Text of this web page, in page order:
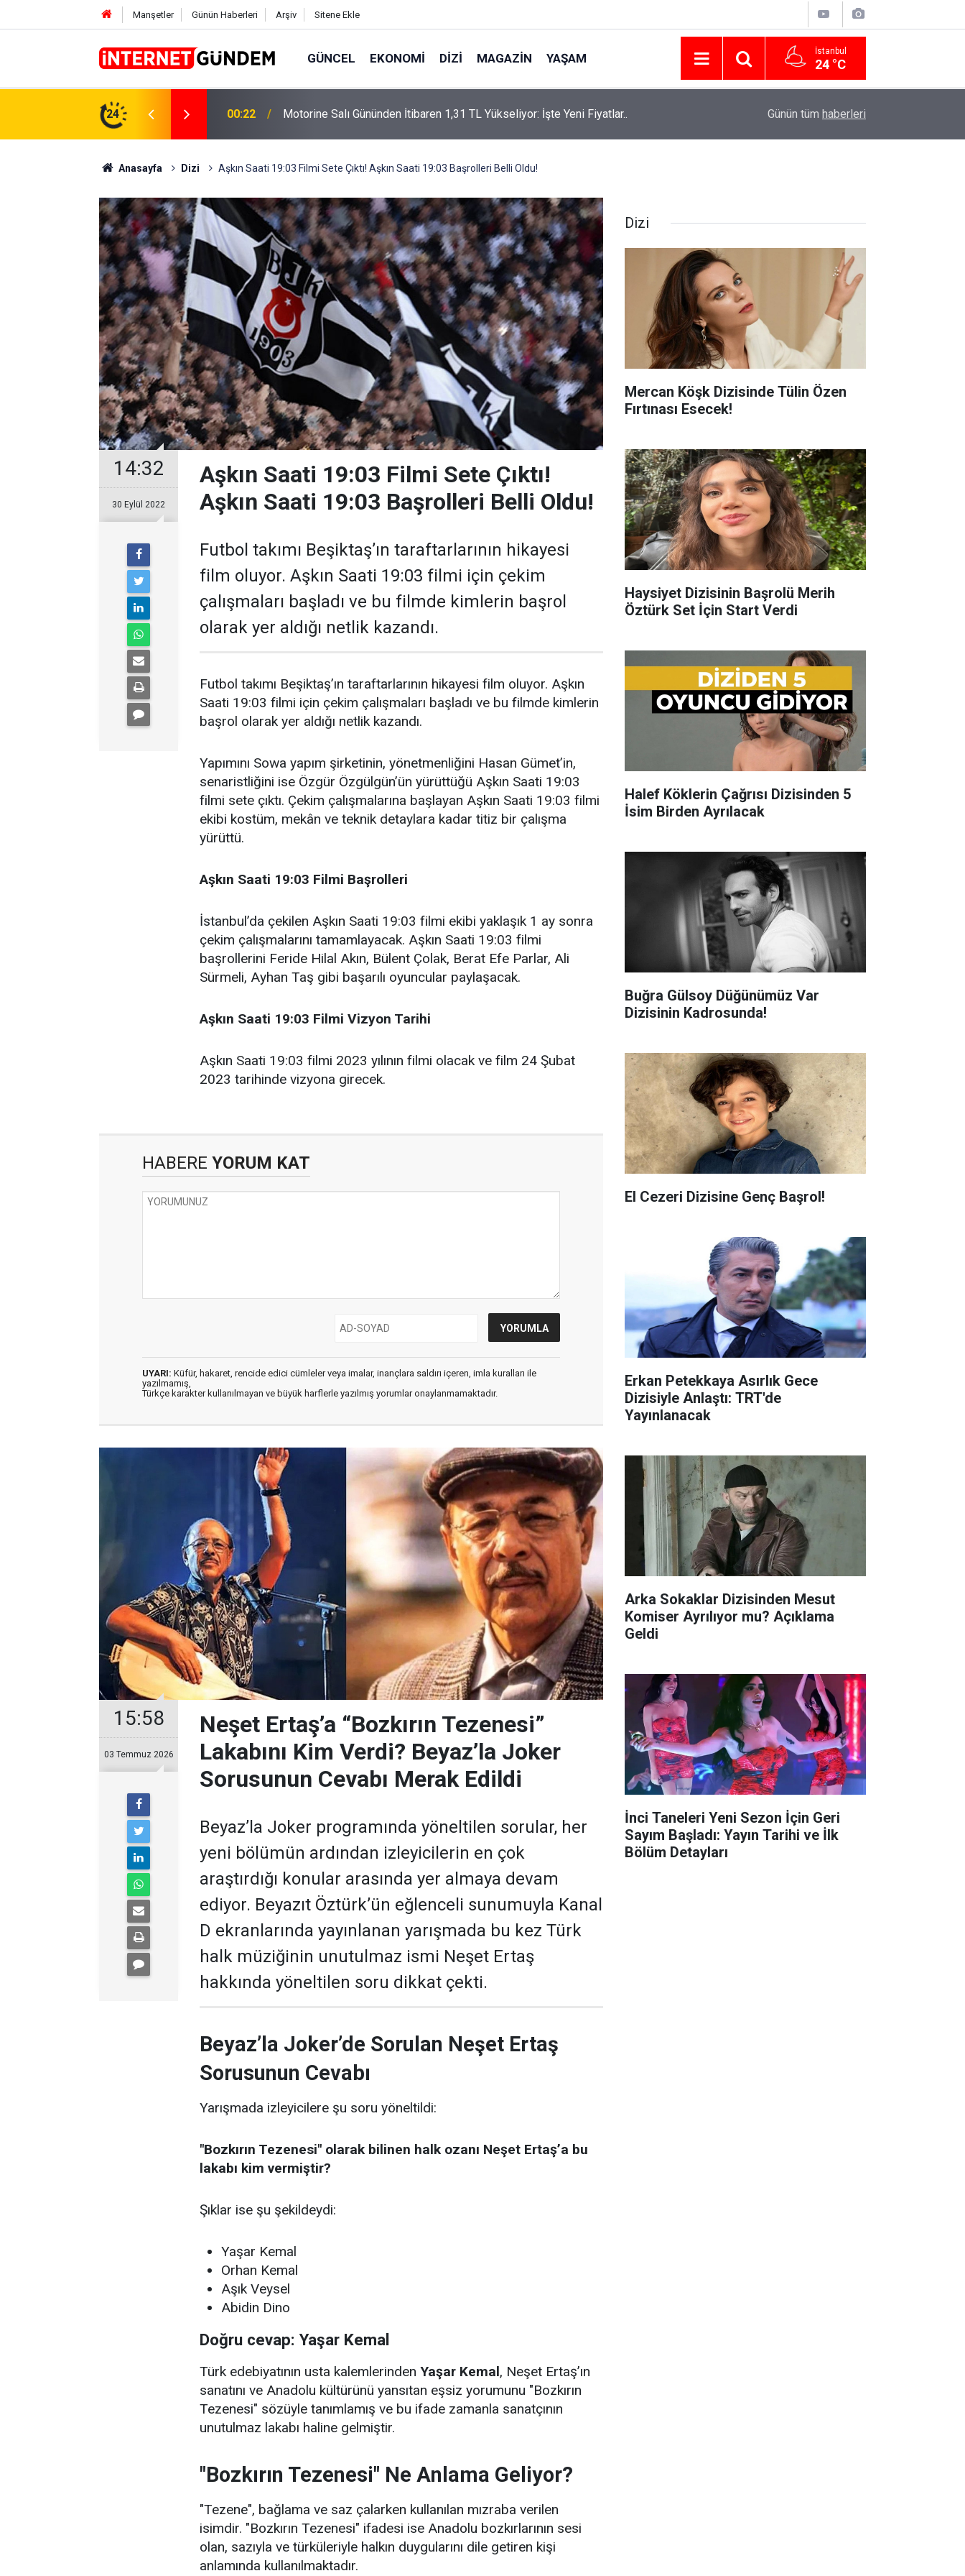
Manşetler Günün Haberleri Arşiv Sitene Ekle
GÜNCEL EKONOMI DIZI MAGAZIN YAŞAM İstanbul
24 °C
24
TL Yükseliyor: İşte Yeni Fiyatlar.. 15:58
Neşet Ertaş’a “Bozkırın Tezenesi” Lakabını Kim Verdi? Beyaz’la Joker
Sorusunun Cevabı Merak Edildi
Günün tüm haberleri
Anasayfa Dizi Aşkın Saati 19:03 Filmi Sete Çıktı! Aşkın Saati 19:03 Başrolleri Belli Oldu!
14:32
30 Eylül 2022
Aşkın Saati 19:03 Filmi Sete Çıktı!
Aşkın Saati 19:03 Başrolleri Belli Oldu!
Futbol takımı Beşiktaş’ın taraftarlarının hikayesi
film oluyor. Aşkın Saati 19:03 filmi için çekim
çalışmaları başladı ve bu filmde kimlerin başrol
olarak yer aldığı netlik kazandı.
Futbol takımı Beşiktaş’ın taraftarlarının hikayesi film oluyor. Aşkın
Saati 19:03 filmi için çekim çalışmaları başladı ve bu filmde kimlerin
başrol olarak yer aldığı netlik kazandı.
Yapımını Sowa yapım şirketinin, yönetmenliğini Hasan Gümet’in,
senaristliğini ise Özgür Özgülgün’ün yürüttüğü Aşkın Saati 19:03
filmi sete çıktı. Çekim çalışmalarına başlayan Aşkın Saati 19:03 filmi
ekibi kostüm, mekân ve teknik detaylara kadar titiz bir çalışma
yürüttü.
Aşkın Saati 19:03 Filmi Başrolleri
İstanbul’da çekilen Aşkın Saati 19:03 filmi ekibi yaklaşık 1 ay sonra
çekim çalışmalarını tamamlayacak. Aşkın Saati 19:03 filmi
başrollerini Feride Hilal Akın, Bülent Çolak, Berat Efe Parlar, Ali
Sürmeli, Ayhan Taş gibi başarılı oyuncular paylaşacak.
Aşkın Saati 19:03 Filmi Vizyon Tarihi
Aşkın Saati 19:03 filmi 2023 yılının filmi olacak ve film 24 Şubat
2023 tarihinde vizyona girecek.
HABERE YORUM KAT
UYARI: Küfür, hakaret, rencide edici cümleler veya imalar, inançlara saldırı içeren, imla kuralları ile
yazılmamış,
Türkçe karakter kullanılmayan ve büyük harflerle yazılmış yorumlar onaylanmamaktadır.
15:58
03 Temmuz 2026
Neşet Ertaş’a “Bozkırın Tezenesi”
Lakabını Kim Verdi? Beyaz’la Joker
Sorusunun Cevabı Merak Edildi
Beyaz’la Joker programında yöneltilen sorular, her
yeni bölümün ardından izleyicilerin en çok
araştırdığı konular arasında yer almaya devam
ediyor. Beyazıt Öztürk’ün eğlenceli sunumuyla Kanal
D ekranlarında yayınlanan yarışmada bu kez Türk
halk müziğinin unutulmaz ismi Neşet Ertaş
hakkında yöneltilen soru dikkat çekti.
Beyaz’la Joker’de Sorulan Neşet Ertaş
Sorusunun Cevabı
Yarışmada izleyicilere şu soru yöneltildi:
"Bozkırın Tezenesi" olarak bilinen halk ozanı Neşet Ertaş’a bu
lakabı kim vermiştir?
Şıklar ise şu şekildeydi:
Yaşar Kemal
Orhan Kemal
Aşık Veysel
Abidin Dino
Doğru cevap: Yaşar Kemal
Türk edebiyatının usta kalemlerinden Yaşar Kemal, Neşet Ertaş’ın
sanatını ve Anadolu kültürünü yansıtan eşsiz yorumunu "Bozkırın
Tezenesi" sözüyle tanımlamış ve bu ifade zamanla sanatçının
unutulmaz lakabı haline gelmiştir.
"Bozkırın Tezenesi" Ne Anlama Geliyor?
"Tezene", bağlama ve saz çalarken kullanılan mızraba verilen
isimdir. "Bozkırın Tezenesi" ifadesi ise Anadolu bozkırlarının sesi
olan, sazıyla ve türküleriyle halkın duygularını dile getiren kişi
anlamında kullanılmaktadır.
Dizi
Mercan Köşk Dizisinde Tülin Özen
Fırtınası Esecek!
Haysiyet Dizisinin Başrolü Merih
Öztürk Set İçin Start Verdi
Halef Köklerin Çağrısı Dizisinden 5
İsim Birden Ayrılacak
Buğra Gülsoy Düğünümüz Var
Dizisinin Kadrosunda!
El Cezeri Dizisine Genç Başrol!
Erkan Petekkaya Asırlık Gece
Dizisiyle Anlaştı: TRT'de
Yayınlanacak
Arka Sokaklar Dizisinden Mesut
Komiser Ayrılıyor mu? Açıklama
Geldi
İnci Taneleri Yeni Sezon İçin Geri
Sayım Başladı: Yayın Tarihi ve İlk
Bölüm Detayları